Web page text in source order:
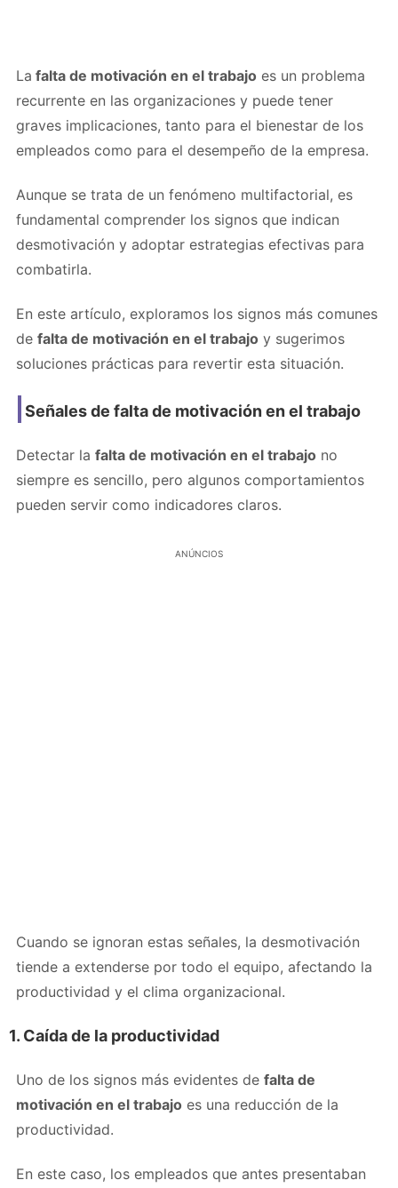
La falta de motivación en el trabajo es un problema
recurrente en las organizaciones y puede tener
graves implicaciones, tanto para el bienestar de los
empleados como para el desempeño de la empresa.
Aunque se trata de un fenómeno multifactorial, es
fundamental comprender los signos que indican
desmotivación y adoptar estrategias efectivas para
combatirla.
En este artículo, exploramos los signos más comunes
de falta de motivación en el trabajo y sugerimos
soluciones prácticas para revertir esta situación.
Señales de falta de motivación en el trabajo
Detectar la falta de motivación en el trabajo no
siempre es sencillo, pero algunos comportamientos
pueden servir como indicadores claros.
ANÚNCIOS
Cuando se ignoran estas señales, la desmotivación
tiende a extenderse por todo el equipo, afectando la
productividad y el clima organizacional.
1. Caída de la productividad
Uno de los signos más evidentes de falta de
motivación en el trabajo es una reducción de la
productividad.
En este caso, los empleados que antes presentaban